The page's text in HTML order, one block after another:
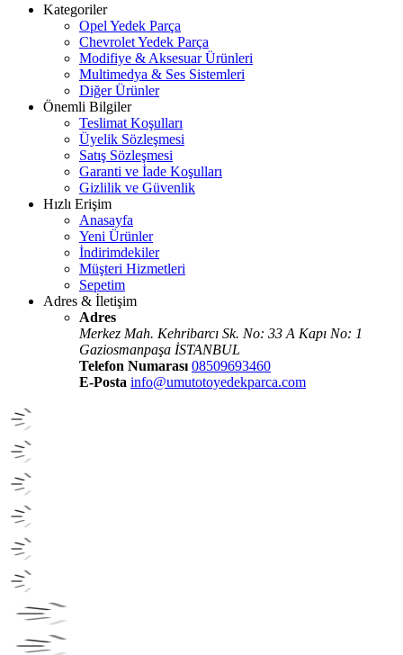
Kategoriler
Opel Yedek Parça
Chevrolet Yedek Parça
Modifiye & Aksesuar Ürünleri
Multimedya & Ses Sistemleri
Diğer Ürünler
Önemli Bilgiler
Teslimat Koşulları
Üyelik Sözleşmesi
Satış Sözleşmesi
Garanti ve İade Koşulları
Gizlilik ve Güvenlik
Hızlı Erişim
Anasayfa
Yeni Ürünler
İndirimdekiler
Müşteri Hizmetleri
Sepetim
Adres & İletişim
Adres
Merkez Mah. Kehribarcı Sk. No: 33 A Kapı No: 1
Gaziosmanpaşa İSTANBUL
Telefon Numarası 08509693460
E-Posta info@umutotoyedekparca.com